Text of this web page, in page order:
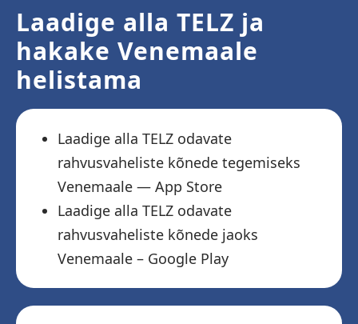
Laadige alla TELZ ja
hakake Venemaale
helistama
Laadige alla TELZ odavate
rahvusvaheliste kõnede tegemiseks
Venemaale — App Store
Laadige alla TELZ odavate
rahvusvaheliste kõnede jaoks
Venemaale – Google Play